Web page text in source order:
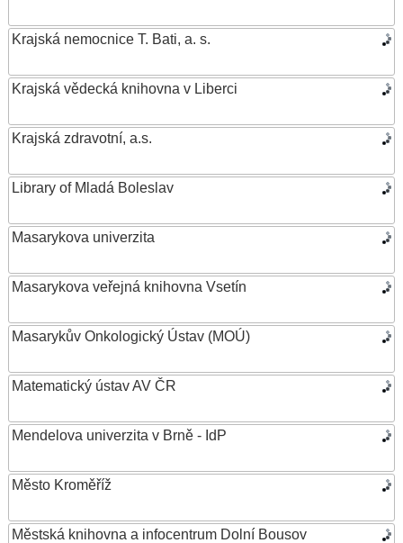
Krajská nemocnice T. Bati, a. s.
Krajská vědecká knihovna v Liberci
Krajská zdravotní, a.s.
Library of Mladá Boleslav
Masarykova univerzita
Masarykova veřejná knihovna Vsetín
Masarykův Onkologický Ústav (MOÚ)
Matematický ústav AV ČR
Mendelova univerzita v Brně - IdP
Město Kroměříž
Městská knihovna a infocentrum Dolní Bousov